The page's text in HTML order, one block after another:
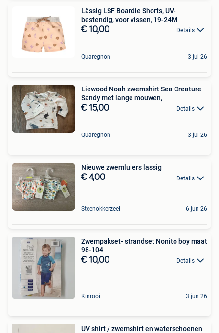
Lässig LSF Boardie Shorts, UV-
bestendig, voor vissen, 19-24M
€ 10,00 Details
Quaregnon 3 jul 26
Liewood Noah zwemshirt Sea Creature
Sandy met lange mouwen,
€ 15,00 Details
Quaregnon 3 jul 26
Nieuwe zwemluiers lassig
€ 4,00 Details
Steenokkerzeel 6 jun 26
Zwempakset- strandset Nonito boy maat
98-104
€ 10,00 Details
Kinrooi 3 jun 26
UV shirt / zwemshirt en waterschoenen